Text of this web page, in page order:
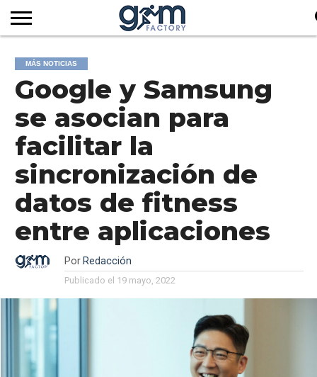
REVISTA
GYM
FACTORY
TV
CLUB
DE
SOCIOS
EMPRESAS
DEL
SECTOR
SERVICIOS
AUDIOVISUALES
MÁS
NOTICIAS
SUSCRIPCIÓN
MÁS NOTICIAS
Google y Samsung
se asocian para
facilitar la
sincronización de
datos de fitness
entre aplicaciones
Por Redacción
Publicado el 19 mayo, 2022